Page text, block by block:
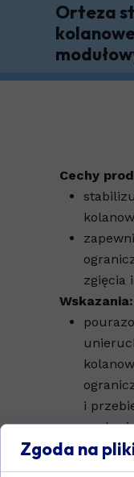
Orteza
Cechy
zgięcia
Wskazania:
i
ruchu i
stan po
Zgoda na